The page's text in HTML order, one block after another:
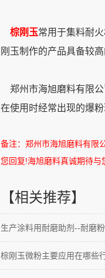
棕刚玉常用于集料耐
刚玉制作的产品具备较
郑州市海旭磨料有限公
在使用时经常出现的爆
备注：郑州市海旭磨料有限
您回复!海旭磨料真诚期待与
【相关推荐】
生产涂料用耐磨助剂--耐磨粉
棕刚玉微粉主要应用在哪些